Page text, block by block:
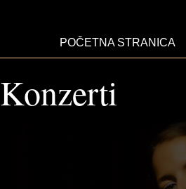
POČETNA STRANICA
Konzerti